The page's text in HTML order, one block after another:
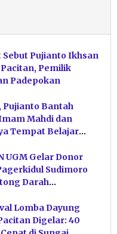
Pujianto Ikhsan
Pemilik
Padepokan
Pujianto Bantah
Mahdi dan
Tempat Belajar
UGM Gelar Donor
Sudimoro
Darah
Lomba Dayung
Digelar: 40